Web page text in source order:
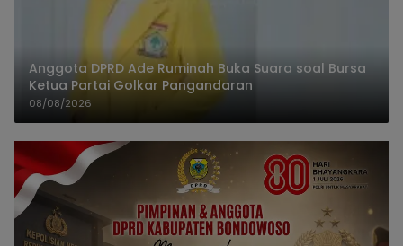
Anggota DPRD Ade Ruminah Buka Suara soal Bursa
Ketua Partai Golkar Pangandaran
08/08/2026